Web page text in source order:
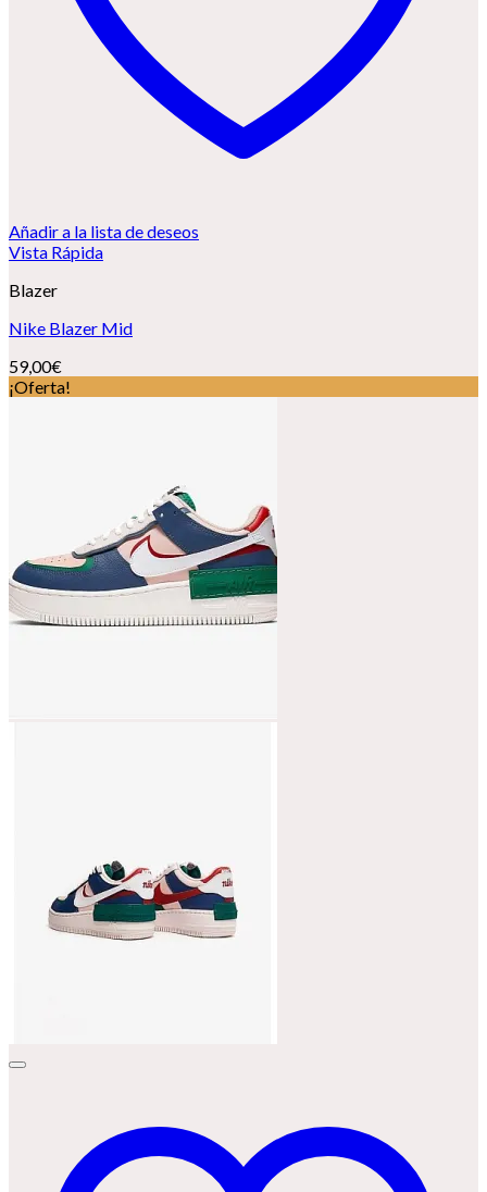
Añadir a la lista de deseos
Vista Rápida
Blazer
Nike Blazer Mid
59,00€
¡Oferta!